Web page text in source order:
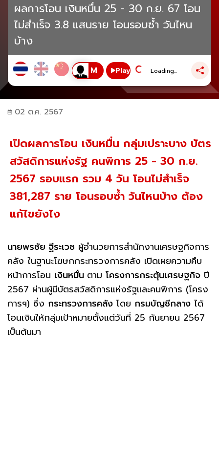
ผลการโอน เงินหมื่น 25 - 30 ก.ย. 67 โอน
ไม่สำเร็จ 3.8 แสนราย โอนรอบซ้ำ วันไหน
บ้าง
Play Loading...
02 ต.ค. 2567
เปิดผลการโอน เงินหมื่น กลุ่มเปราะบาง บัตร
สวัสดิการแห่งรัฐ คนพิการ 25 - 30 ก.ย.
2567 รอบแรก รวม 4 วัน โอนไม่สำเร็จ
381,287 ราย โอนรอบซ้ำ วันไหนบ้าง ต้อง
แก้ไขยังไง
นายพรชัย ฐีระเวช ผู้อำนวยการสำนักงานเศรษฐกิจการ
คลัง ในฐานะโฆษกกระทรวงการคลัง เปิดเผยความคืบ
หน้าการโอน เงินหมื่น ตาม โครงการกระตุ้นเศรษฐกิจ ปี
2567 ผ่านผู้มีบัตรสวัสดิการแห่งรัฐและคนพิการ (โครง
การฯ) ซึ่ง กระทรวงการคลัง โดย กรมบัญชีกลาง ได้
โอนเงินให้กลุ่มเป้าหมายตั้งแต่วันที่ 25 กันยายน 2567
เป็นต้นมา